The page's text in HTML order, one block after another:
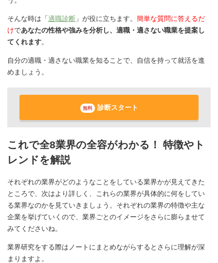
そんな時は「適職診断 」が役に立ちます。 簡単な質問に答えるだ
けであなたの性格や強みを分析し、適職・適さない職業を提案し
てくれます。
自分の適職・適さない職業を知ることで、自信を持って就活を進
めましょう。
無料 診断スタート
これで全8業界の全容がわかる！ 特徴やト
レンドを解説
それぞれの業界がどのようなことをしている業界かが見えてきた
ところで、次はより詳しく、これらの業界が具体的に何をしてい
る業界なのかを見ていきましょう。それぞれの業界の特徴や主な
企業を挙げていくので、業界ごとのイメージをさらに膨らませて
みてくださいね。
業界研究をする際はノートにまとめながらするとさらに理解が深
まりますよ。